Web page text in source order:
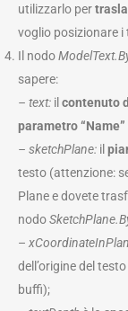
utilizzarlo per
voglio posizionare i
Il nodo
sapere:
– text: il contenuto
parametro “Name”
– sketchPlane: il
testo (attenzione:
Plane e dovete
nodo
–
dell’origine del
buffi);